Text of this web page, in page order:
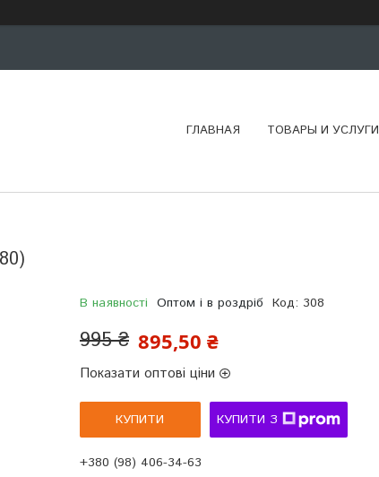
ГЛАВНАЯ ТОВАРЫ И УСЛУГИ
В наявності Оптом і в роздріб Код: 308
995 ₴ 895,50 ₴
Показати оптові ціни
КУПИТИ КУПИТИ З
+380 (98) 406-34-63